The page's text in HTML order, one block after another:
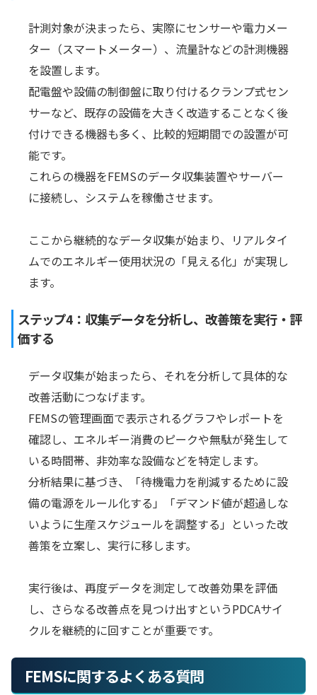
計測対象が決まったら、実際にセンサーや電力メー
ター（スマートメーター）、流量計などの計測機器
を設置します。
配電盤や設備の制御盤に取り付けるクランプ式セン
サーなど、既存の設備を大きく改造することなく後
付けできる機器も多く、比較的短期間での設置が可
能です。
これらの機器をFEMSのデータ収集装置やサーバー
に接続し、システムを稼働させます。
ここから継続的なデータ収集が始まり、リアルタイ
ムでのエネルギー使用状況の「見える化」が実現し
ます。
ステップ4：収集データを分析し、改善策を実行・評
価する
データ収集が始まったら、それを分析して具体的な
改善活動につなげます。
FEMSの管理画面で表示されるグラフやレポートを
確認し、エネルギー消費のピークや無駄が発生して
いる時間帯、非効率な設備などを特定します。
分析結果に基づき、「待機電力を削減するために設
備の電源をルール化する」「デマンド値が超過しな
いように生産スケジュールを調整する」といった改
善策を立案し、実行に移します。
実行後は、再度データを測定して改善効果を評価
し、さらなる改善点を見つけ出すというPDCAサイ
クルを継続的に回すことが重要です。
FEMSに関するよくある質問